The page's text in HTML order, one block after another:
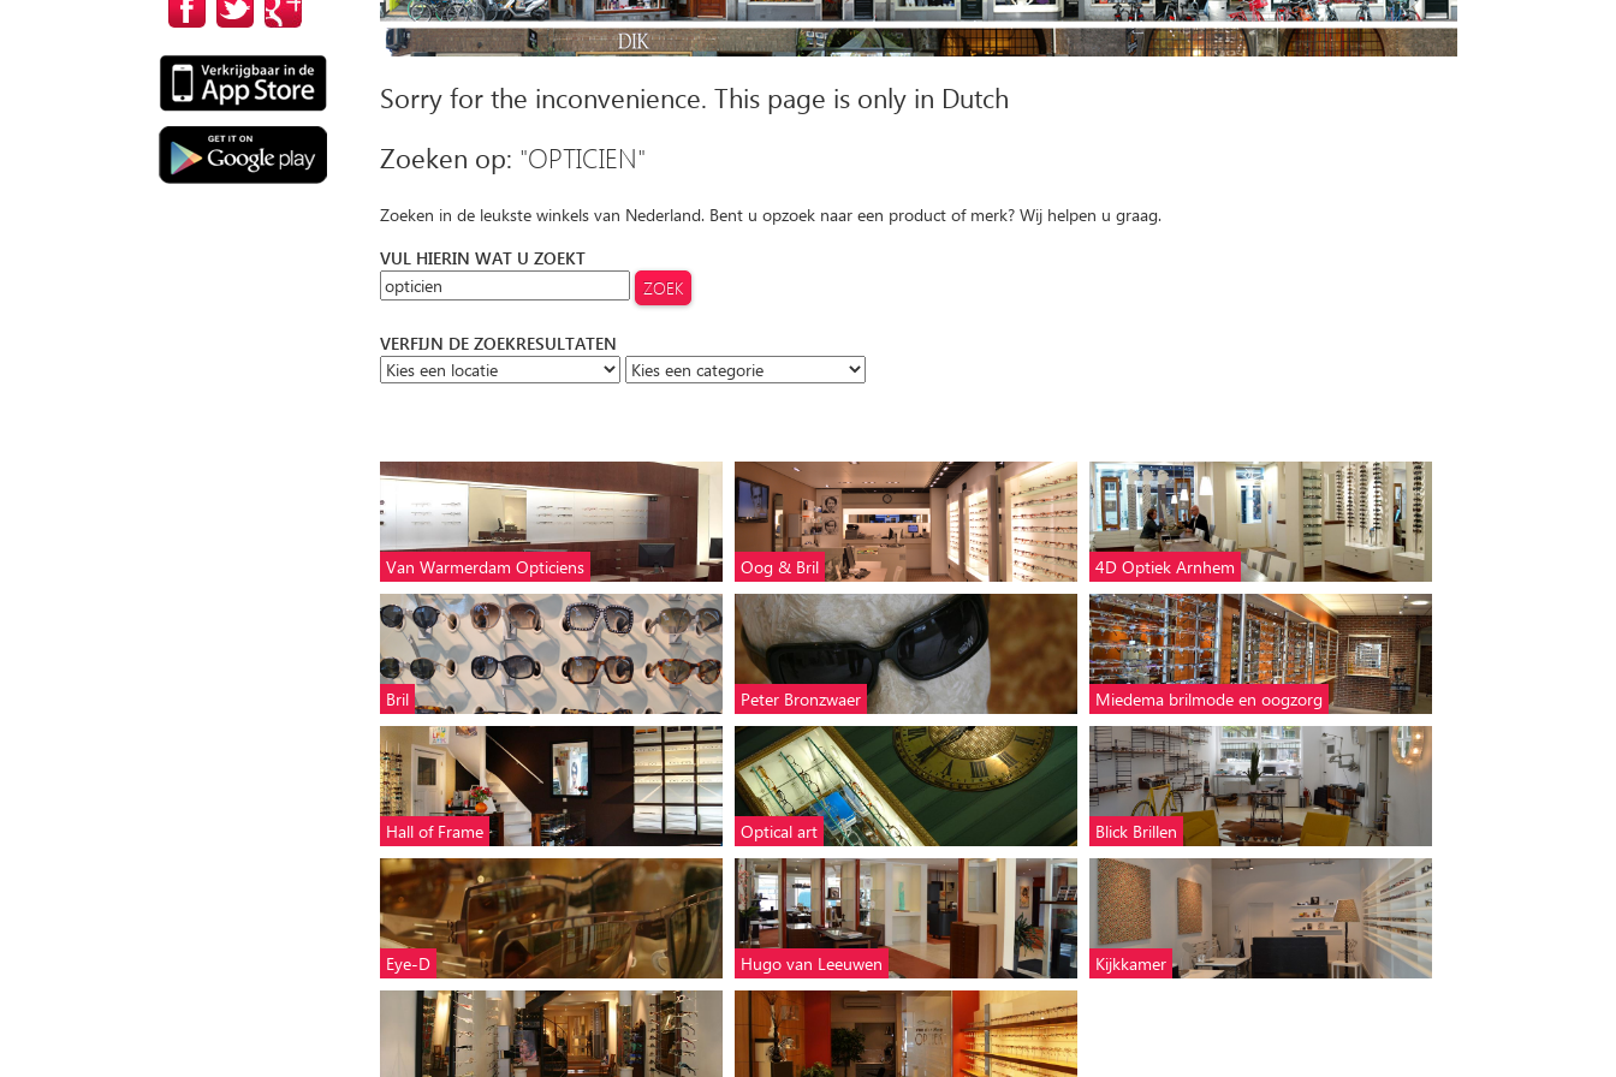
Sorry for the inconvenience. This page is only in Dutch
Zoeken op: "OPTICIEN"
Zoeken in de leukste winkels van Nederland. Bent u opzoek naar een product of merk? Wij helpen u graag.
VUL HIERIN WAT U ZOEKT
VERFIJN DE ZOEKRESULTATEN
Van Warmerdam Opticiens Oog & Bril 4D Optiek Arnhem
Bril Peter Bronzwaer Miedema brilmode en oogzorg
Hall of Frame Optical art Blick Brillen
Eye-D Hugo van Leeuwen Kijkkamer